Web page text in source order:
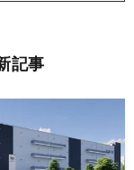
記事